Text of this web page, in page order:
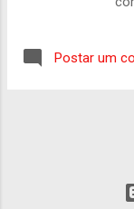
e
Postar um